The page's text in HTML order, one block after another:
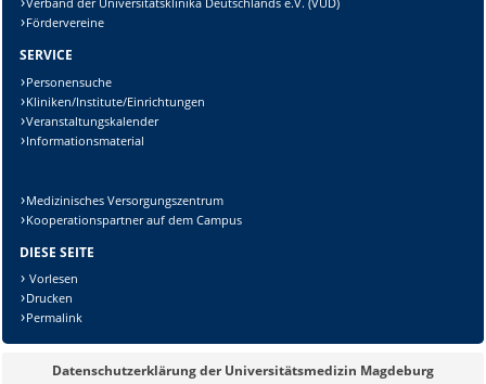
Fördervereine
SERVICE
Personensuche
Kliniken/Institute/Einrichtungen
Veranstaltungskalender
Informationsmaterial
Medizinisches Versorgungszentrum
Kooperationspartner auf dem Campus
DIESE SEITE
Vorlesen
Drucken
Permalink
Datenschutzerklärung der Universitätsmedizin Magdeburg